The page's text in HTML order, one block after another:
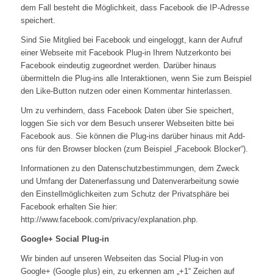
dem Fall besteht die Möglichkeit, dass Facebook die IP-Adresse
speichert.
Sind Sie Mitglied bei Facebook und eingeloggt, kann der Aufruf
einer Webseite mit Facebook Plug-in Ihrem Nutzerkonto bei
Facebook eindeutig zugeordnet werden. Darüber hinaus
übermitteln die Plug-ins alle Interaktionen, wenn Sie zum Beispiel
den Like-Button nutzen oder einen Kommentar hinterlassen.
Um zu verhindern, dass Facebook Daten über Sie speichert,
loggen Sie sich vor dem Besuch unserer Webseiten bitte bei
Facebook aus. Sie können die Plug-ins darüber hinaus mit Add-
ons für den Browser blocken (zum Beispiel „Facebook Blocker“).
Informationen zu den Datenschutzbestimmungen, dem Zweck
und Umfang der Datenerfassung und Datenverarbeitung sowie
den Einstellmöglichkeiten zum Schutz der Privatsphäre bei
Facebook erhalten Sie hier:
http://www.facebook.com/privacy/explanation.php.
Google+ Social Plug-in
Wir binden auf unseren Webseiten das Social Plug-in von
Google+ (Google plus) ein, zu erkennen am „+1“ Zeichen auf